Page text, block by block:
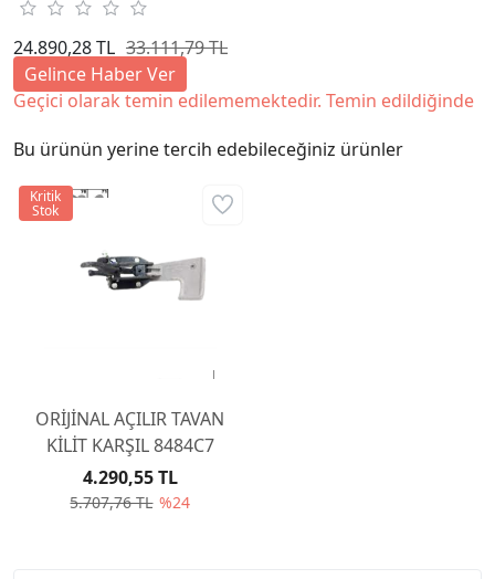
24.890,28 TL 33.111,79 TL
Gelince Haber Ver
Geçici olarak temin edilememektedir. Temin edildiğinde
Bu ürünün yerine tercih edebileceğiniz ürünler
ORİJİNAL AÇILIR TAVAN
KİLİT KARŞIL 8484C7
5.707,76 TL %24
4.290,55 TL
Kritik
Stok